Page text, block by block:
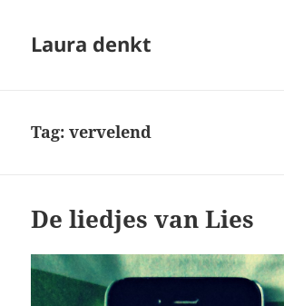
Laura denkt
Tag:vervelend
De liedjes van Lies